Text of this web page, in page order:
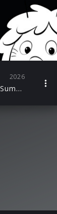
2026
Maja (Summ Summ Summ) – Instrumental Version